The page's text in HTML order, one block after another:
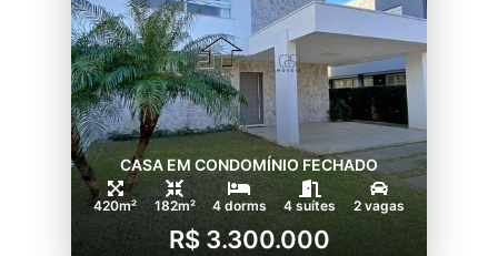
CASA EM CONDOMÍNIO FECHADO
420m² 182m² 4 dorms 4 suítes 2 vagas
R$ 3.300.000